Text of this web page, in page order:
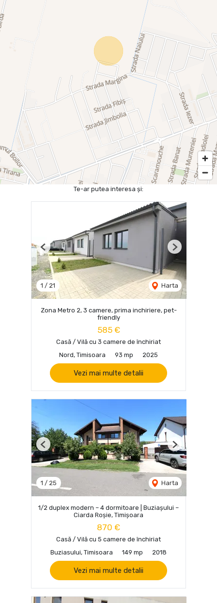
Te-ar putea interesa și:
1 / 21 Harta
Previous Next
Zona Metro 2, 3 camere, prima inchiriere, pet-
friendly
585 €
Casă / Vilă cu 3 camere de închiriat
Nord, Timisoara
93 mp 2025
Vezi mai multe detalii
1 / 25 Harta
Previous Next
1/2 duplex modern – 4 dormitoare | Buziașului –
Ciarda Roșie, Timișoara
870 €
Casă / Vilă cu 5 camere de închiriat
Buziasului, Timisoara
149 mp 2018
Vezi mai multe detalii